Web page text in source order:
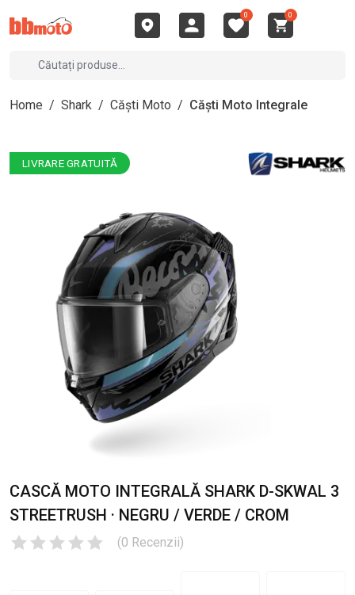
0 0
Home / Shark / Căști Moto / Căști Moto Integrale
LIVRARE GRATUITĂ
CASCĂ MOTO INTEGRALĂ SHARK D-SKWAL 3
STREETRUSH · NEGRU / VERDE / CROM
(0 Recenzii)